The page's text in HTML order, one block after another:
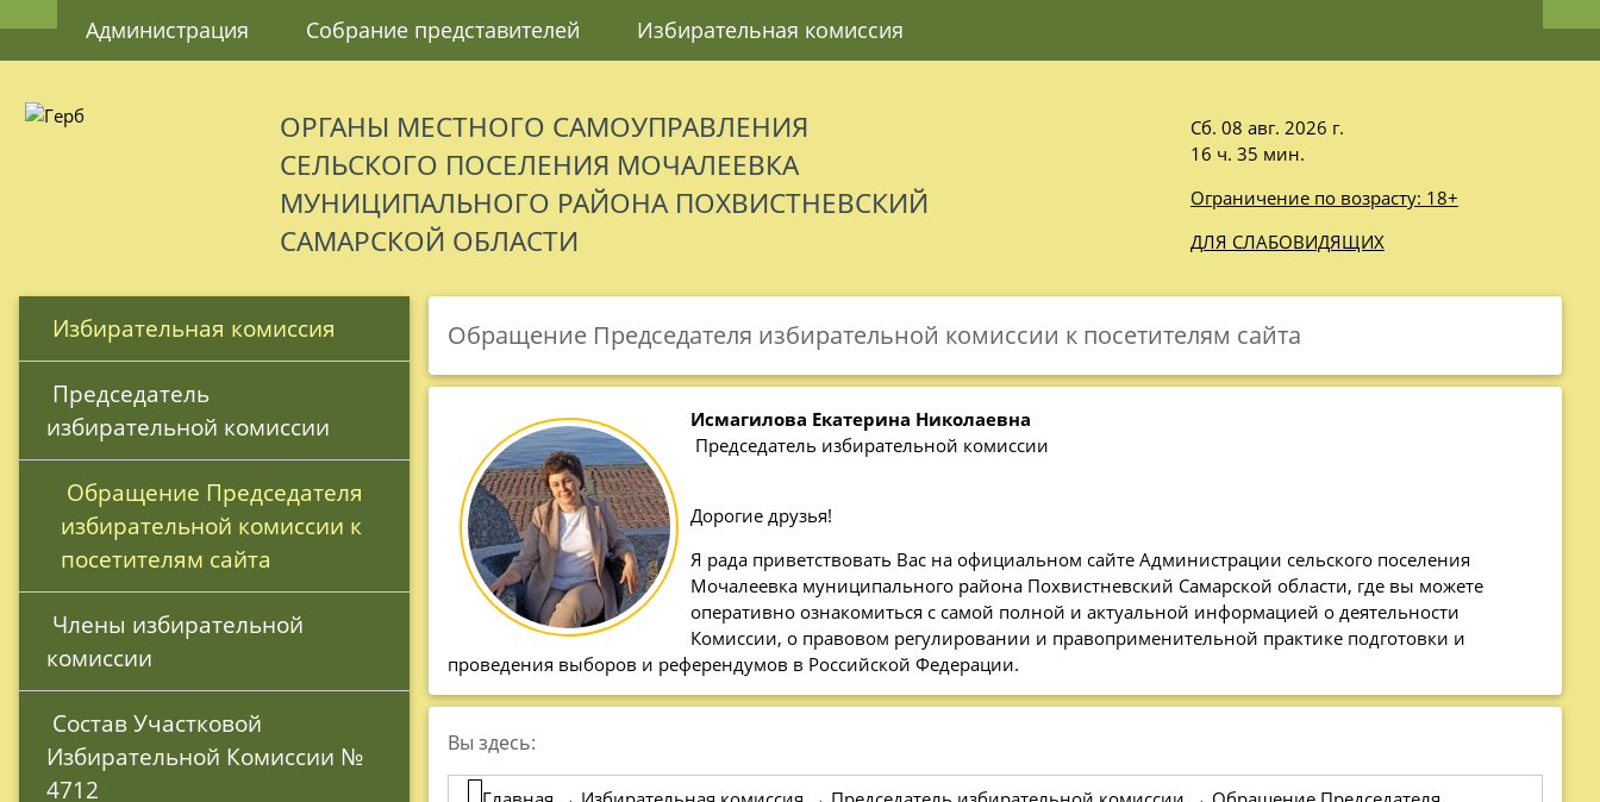
Администрация Собрание представителей Избирательная комиссия
ОРГАНЫ МЕСТНОГО САМОУПРАВЛЕНИЯ
СЕЛЬСКОГО ПОСЕЛЕНИЯ МОЧАЛЕЕВКА
МУНИЦИПАЛЬНОГО РАЙОНА ПОХВИСТНЕВСКИЙ
САМАРСКОЙ ОБЛАСТИ
Сб. 08 авг. 2026 г.
16 ч. 35 мин.
Ограничение по возрасту: 18+
ДЛЯ СЛАБОВИДЯЩИХ
Избирательная комиссия
избирательной комиссии
избирательной комиссии к
посетителям сайта
комиссии
Избирательной Комиссии №
4712
Обращение Председателя избирательной комиссии к посетителям сайта
Исмагилова Екатерина Николаевна
Председатель избирательной комиссии
Дорогие друзья!
Я рада приветствовать Вас на официальном сайте Администрации сельского поселения
Мочалеевка муниципального района Похвистневский Самарской области, где вы можете
оперативно ознакомиться с самой полной и актуальной информацией о деятельности
Комиссии, о правовом регулировании и правоприменительной практике подготовки и
проведения выборов и референдумов в Российской Федерации.
Вы здесь: